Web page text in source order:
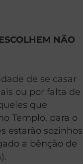
NÃO
de se casar
ou por falta de
que
Templo, para o
estarão sozinhos
a bênção de